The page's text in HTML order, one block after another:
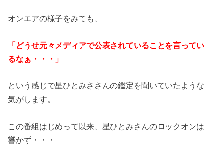
オンエアの様子をみても、
「どうせ元々メディアで公表されていることを言ってい
るなぁ・・・」
という感じで星ひとみささんの鑑定を聞いていたような
気がします。
この番組はじめって以来、星ひとみさんのロックオンは
響かず・・・